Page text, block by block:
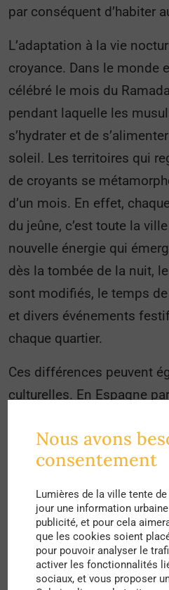
par conséquent d’habiter
L’adaptation à la vie
croyance. Dans le monde
célébré le mois du
pendant laquelle les
s’hydrater et de
soleil. Les territoires qui
de croyants se
d’un mois. En effet,
du jeûne, c’est toute la
nouvelle énergie qui
dès la tombée de la nuit,
sont modifiés, le temps
et divers événements
chaque quartier.
Ces différences peuvent
culturelles. En Espagne
assez différents de ce
France.Une journée type
entre 14 et 16 heures pour
reprend généralement
majorité des commerces
ouverts jusque tard dans
Nous avons
consentement
Lumières de la ville tente
jour une information
publicité, et pour cela
que les cookies soient
pour pouvoir analyser le
activer les fonctionnalités
sociaux, et vous proposer